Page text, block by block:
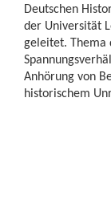
Deutschen
der Universität
geleitet. Thema
Anhörung von
historischem